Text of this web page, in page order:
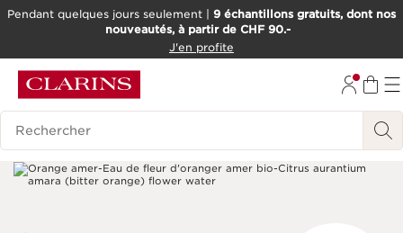
ALLER AU CONTENU
OUTIL D'ACCESSIBILITÉ
Pendant quelques jours seulement | 9 échantillons gratuits, dont nos
nouveautés, à partir de CHF 90.-
J'en profite
Historique des recherches